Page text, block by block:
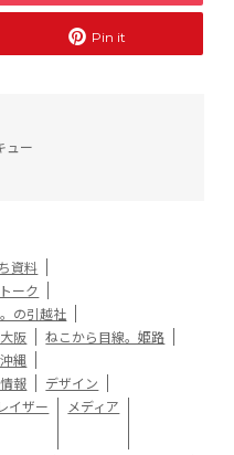
Pin it
ュー
資料
ーク
の引越社
阪
ねこから目線。姫路
縄
報
デザイン
イザー メディア